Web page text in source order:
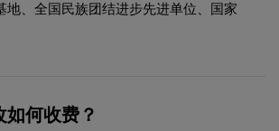
地、全国民族团结进步先进单位、国家
如何收费？